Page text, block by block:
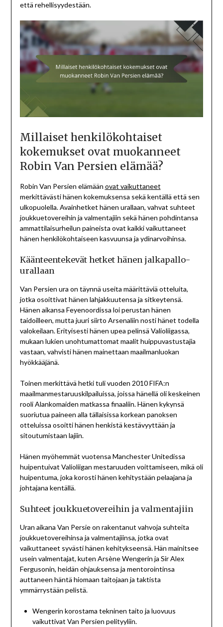
että rehellisyydestään.
Millaiset henkilökohtaiset
kokemukset ovat muokanneet
Robin Van Persien elämää?
Robin Van Persien elämään ovat vaikuttaneet
merkittävästi hänen kokemuksensa sekä kentällä että sen
ulkopuolella. Avainhetket hänen urallaan, vahvat suhteet
joukkuetovereihin ja valmentajiin sekä hänen pohdintansa
ammattilaisurheilun paineista ovat kaikki vaikuttaneet
hänen henkilökohtaiseen kasvuunsa ja ydinarvoihinsa.
Käänteentekevät hetket hänen jalkapallo-
urallaan
Van Persien ura on täynnä useita määrittäviä otteluita,
jotka osoittivat hänen lahjakkuutensa ja sitkeytensä.
Hänen aikansa Feyenoordissa loi perustan hänen
taidoilleen, mutta juuri siirto Arsenaliin nosti hänet todella
valokeilaan. Erityisesti hänen upea pelinsä Valioliigassa,
mukaan lukien unohtumattomat maalit huippuvastustajia
vastaan, vahvisti hänen mainettaan maailmanluokan
hyökkääjänä.
Toinen merkittävä hetki tuli vuoden 2010 FIFA:n
maailmanmestaruuskilpailuissa, joissa hänellä oli keskeinen
rooli Alankomaiden matkassa finaaliin. Hänen kykynsä
suoriutua paineen alla tällaisissa korkean panoksen
otteluissa osoitti hänen henkistä kestävyyttään ja
sitoutumistaan lajiin.
Hänen myöhemmät vuotensa Manchester Unitedissa
huipentuivat Valioliigan mestaruuden voittamiseen, mikä oli
huipentuma, joka korosti hänen kehitystään pelaajana ja
johtajana kentällä.
Suhteet joukkuetovereihin ja valmentajiin
Uran aikana Van Persie on rakentanut vahvoja suhteita
joukkuetovereihinsa ja valmentajiinsa, jotka ovat
vaikuttaneet syvästi hänen kehitykseensä. Hän mainitsee
usein valmentajat, kuten Arsène Wengerin ja Sir Alex
Fergusonin, heidän ohjauksensa ja mentorointinsa
auttaneen häntä hiomaan taitojaan ja taktista
ymmärrystään pelistä.
Wengerin korostama tekninen taito ja luovuus
vaikuttivat Van Persien pelityyliin.